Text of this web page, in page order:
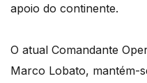
apoio do continente.
O atual Comandante
Marco Lobato, mantém-